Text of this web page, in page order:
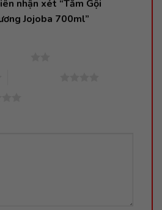
nhận xét “Tắm Gội
Jojoba 700ml”